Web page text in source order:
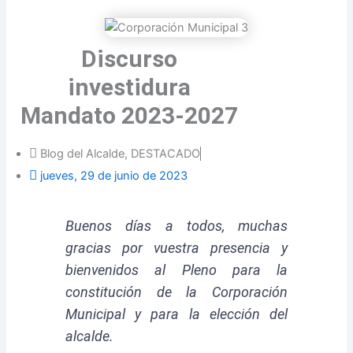
Discurso
investidura
Mandato 2023-2027
Blog del Alcalde, DESTACADO
jueves, 29 de junio de 2023
Buenos días a todos, muchas
gracias por vuestra presencia y
bienvenidos al Pleno para la
constitución de la Corporación
Municipal y para la elección del
alcalde.